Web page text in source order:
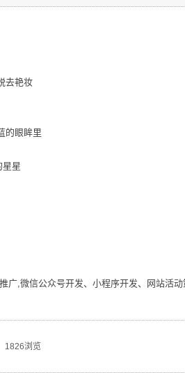
去艳妆
的眼眸里
星星
广,微信公众号开发、小程序开发、网站活
1826浏览